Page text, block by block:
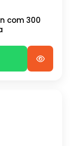
com 300